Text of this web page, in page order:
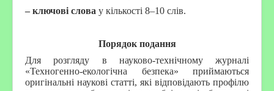
– ключові слова у кількості 8–10 слів.
Порядок подання
Для розгляду в науково-технічному журналі
«Техногенно-екологічна безпека» приймаються
оригінальні наукові статті, які відповідають профілю